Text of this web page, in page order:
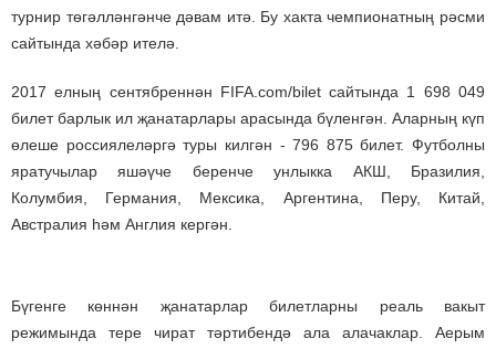
турнир төгәлләнгәнче дәвам итә. Бу хакта чемпионатның рәсми
сайтында хәбәр ителә.
2017 елның сентябреннән FIFA.com/bilet сайтында 1 698 049
билет барлык ил җанатарлары арасында бүленгән. Аларның күп
өлеше россиялеләргә туры килгән - 796 875 билет. Футболны
яратучылар яшәүче беренче унлыкка АКШ, Бразилия,
Колумбия, Германия, Мексика, Аргентина, Перу, Китай,
Австралия һәм Англия кергән.
Бүгенге көннән җанатарлар билетларны реаль вакыт
режимында тере чират тәртибендә ала алачаклар. Аерым